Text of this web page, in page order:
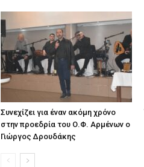
Συνεχίζει για έναν ακόμη χρόνο
στην προεδρία του Ο.Φ. Αρμένων ο
Γιώργος Δρουδάκης